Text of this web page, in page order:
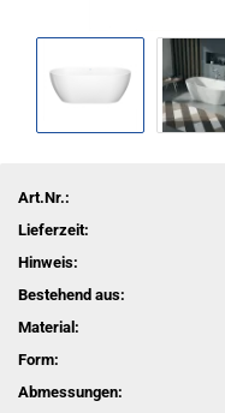
Art.Nr.:
Lieferzeit:
Hinweis:
Bestehend aus:
Material:
Form:
Abmessungen: